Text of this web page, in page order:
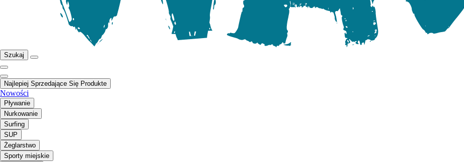
Szukaj
Najlepiej Sprzedające Się Produkte
Nowości
Pływanie
Nurkowanie
Surfing
SUP
Żeglarstwo
Sporty miejskie